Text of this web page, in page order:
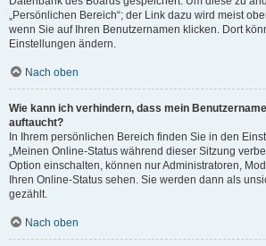
„Persönlichen Bereich“; der Link dazu wird meist
wenn Sie auf Ihren Benutzernamen klicken. Dort
Einstellungen ändern.
Nach oben
Wie kann ich verhindern, dass mein
auftaucht?
In Ihrem persönlichen Bereich finden Sie in den
„Meinen Online-Status während dieser Sitzung
Option einschalten, können nur Administratoren,
Ihren Online-Status sehen. Sie werden dann als
gezählt.
Nach oben